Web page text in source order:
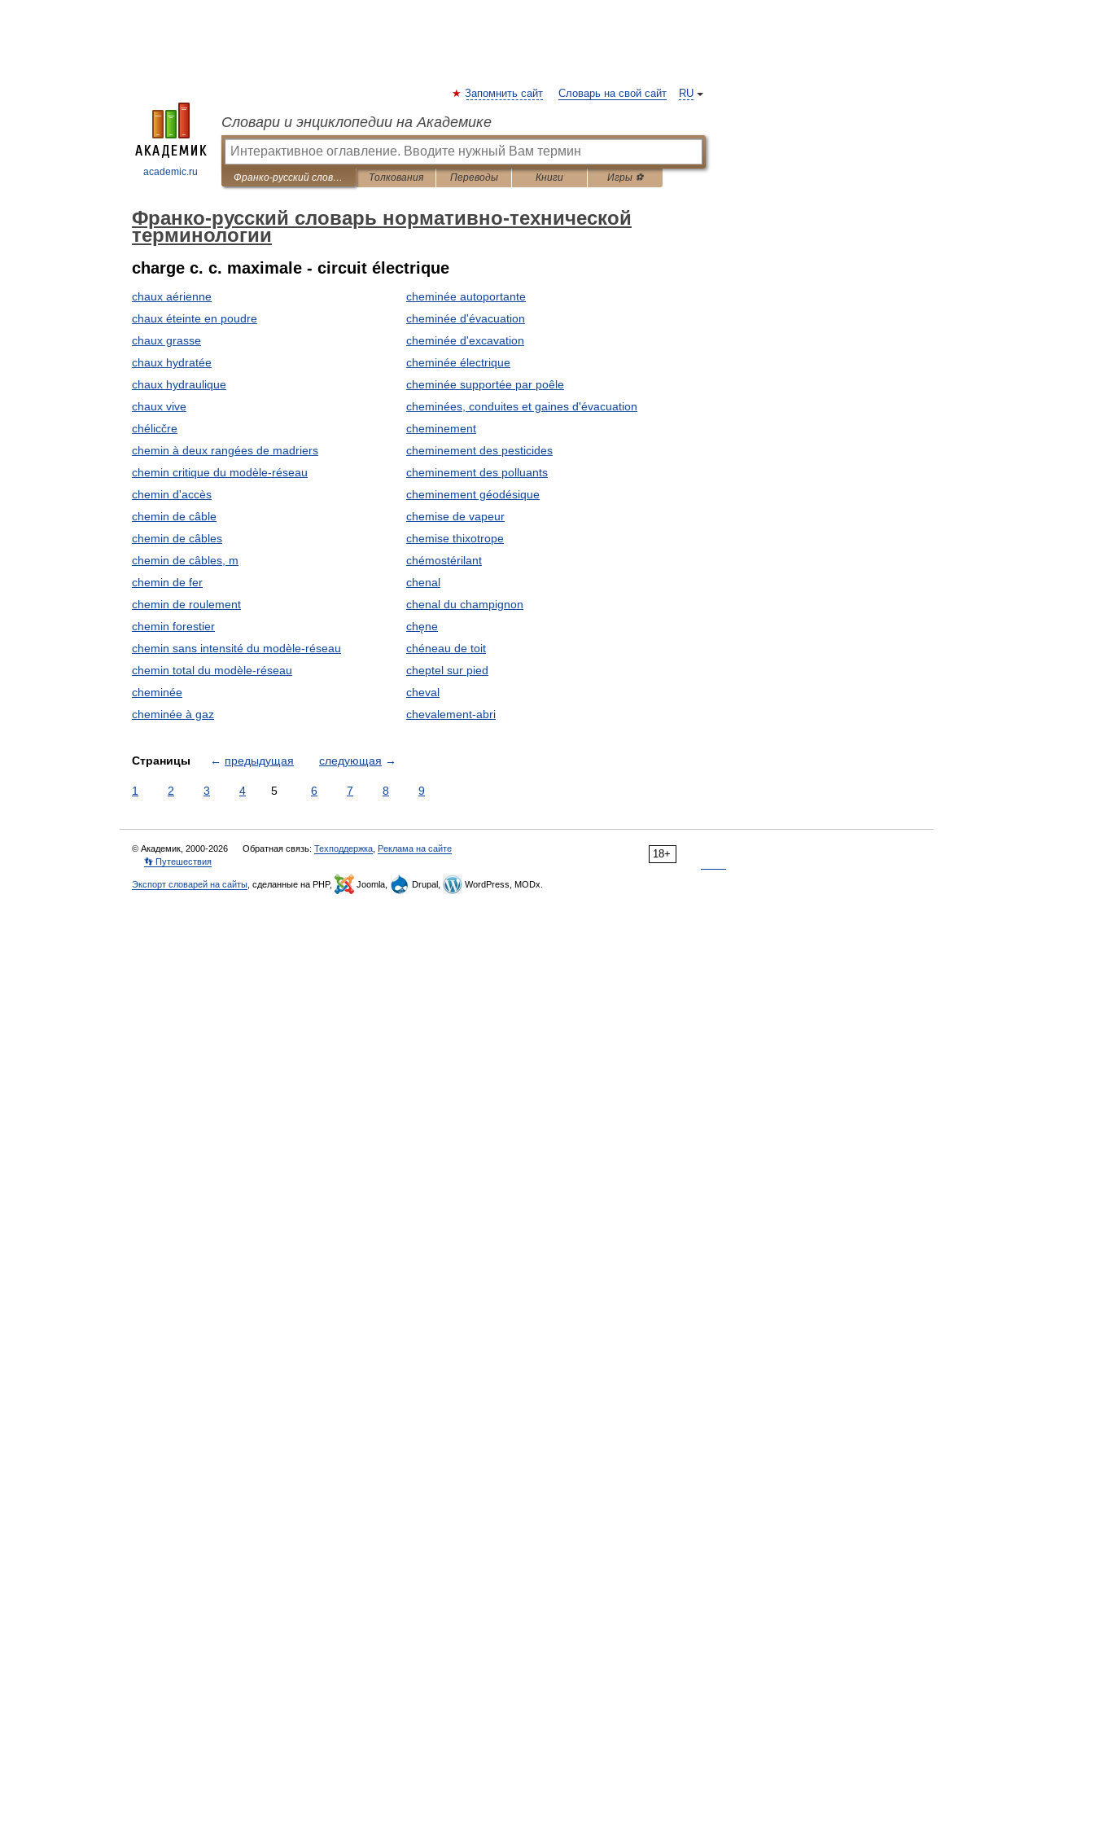
academic.ru
RU
Запомнить сайт Словарь на свой сайт
Словари и энциклопедии на Академике
Франко-русский словарь нормативно-технической терминологии Толкования Переводы Книги Игры ⚽
Франко-русский словарь нормативно-технической
терминологии
charge с. с. maximale - circuit électrique
chaux aérienne
chaux éteinte en poudre
chaux grasse
chaux hydratée
chaux hydraulique
chaux vive
chélicčre
chemin à deux rangées de madriers
chemin critique du modèle-réseau
chemin d'accès
chemin de câble
chemin de câbles
chemin de câbles, m
chemin de fer
chemin de roulement
chemin forestier
chemin sans intensité du modèle-réseau
chemin total du modèle-réseau
cheminée
cheminée à gaz
cheminée autoportante
cheminée d'évacuation
cheminée d'excavation
cheminée électrique
cheminée supportée par poêle
cheminées, conduites et gaines d'évacuation
cheminement
cheminement des pesticides
cheminement des polluants
cheminement géodésique
chemise de vapeur
chemise thixotrope
chémostérilant
chenal
chenal du champignon
chęne
chéneau de toit
cheptel sur pied
cheval
chevalement-abri
Страницы ← предыдущая следующая →
1 2 3 4 5 6 7 8 9
18+
© Академик, 2000-2026 Обратная связь: Техподдержка Реклама на сайте
👣 Путешествия
Экспорт словарей на сайты , сделанные на PHP, Joomla, Drupal, WordPress, MODx.